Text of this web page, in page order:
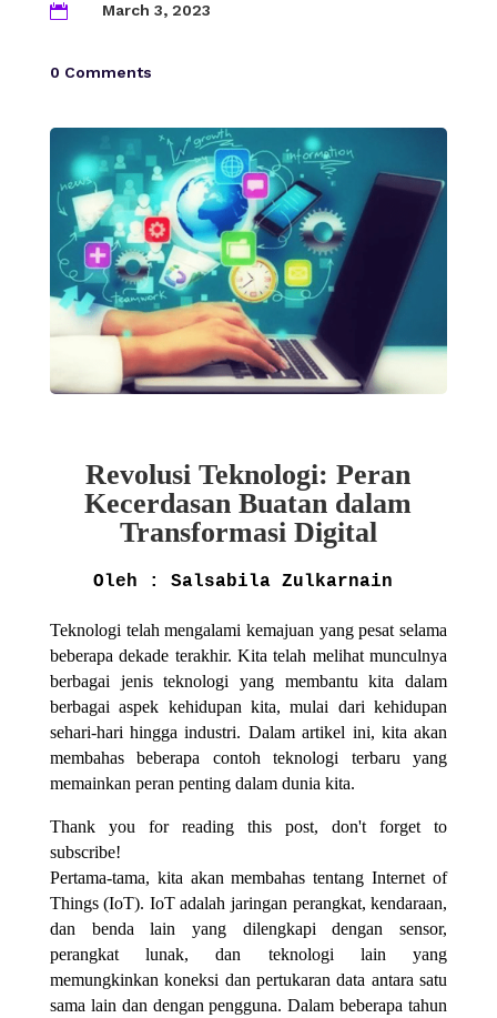
 March 3, 2023
0 Comments
Revolusi Teknologi: Peran
Kecerdasan Buatan dalam
Transformasi Digital
Oleh : Salsabila Zulkarnain
Teknologi telah mengalami kemajuan yang pesat selama
beberapa dekade terakhir. Kita telah melihat munculnya
berbagai jenis teknologi yang membantu kita dalam
berbagai aspek kehidupan kita, mulai dari kehidupan
sehari-hari hingga industri. Dalam artikel ini, kita akan
membahas beberapa contoh teknologi terbaru yang
memainkan peran penting dalam dunia kita.
Thank you for reading this post, don't forget to
subscribe!
Pertama-tama, kita akan membahas tentang Internet of
Things (IoT). IoT adalah jaringan perangkat, kendaraan,
dan benda lain yang dilengkapi dengan sensor,
perangkat lunak, dan teknologi lain yang
memungkinkan koneksi dan pertukaran data antara satu
sama lain dan dengan pengguna. Dalam beberapa tahun